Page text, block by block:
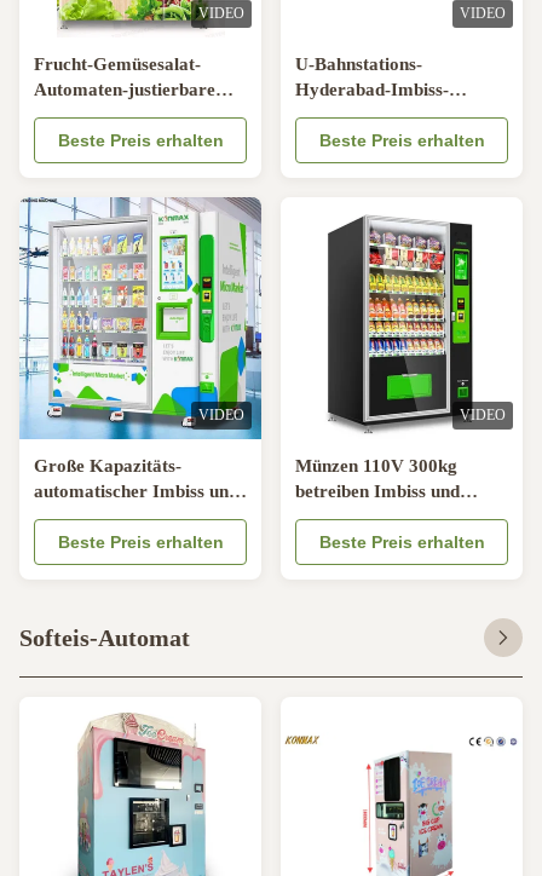
VIDEO
Frucht-Gemüsesalat-
Automaten-justierbare
Temperatur
Beste Preis erhalten
VIDEO
U-Bahnstations-
Hyderabad-Imbiss-
Automaten 350W
Beste Preis erhalten
VIDEO
Große Kapazitäts-
automatischer Imbiss und
Getränkeautomat 800w
Beste Preis erhalten
VIDEO
Münzen 110V 300kg
betreiben Imbiss und
Getränk-Maschine mit
Kühlsystem
Beste Preis erhalten
Softeis-Automat